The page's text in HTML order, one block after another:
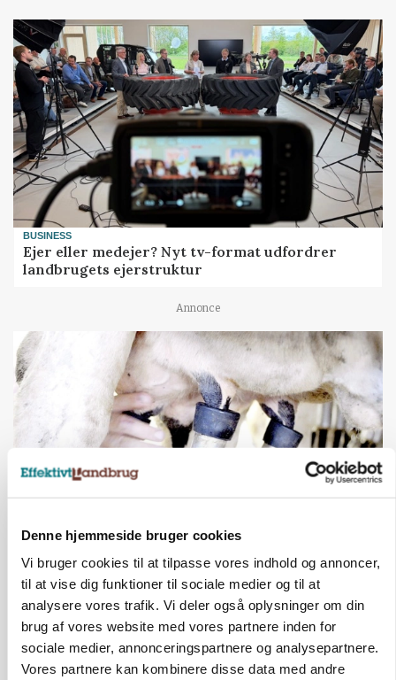
Denne hjemmeside bruger cookies
Vi bruger cookies til at tilpasse vores indhold og annoncer,
til at vise dig funktioner til sociale medier og til at
analysere vores trafik. Vi deler også oplysninger om din
brug af vores website med vores partnere inden for
sociale medier, annonceringspartnere og analysepartnere.
Vores partnere kan kombinere disse data med andre
BUSINESS
Ejer eller medejer? Nyt tv-format udfordrer
landbrugets ejerstruktur
Annonce
Russisk mælkepris dykker 23 procent
Annonce
Fra mark til mur: Byggeriet kan åbne nyt
marked for biokul